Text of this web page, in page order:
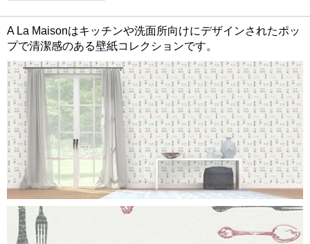
A La Maisonはキッチンや洗面所向けにデザインされたポッ
プで清潔感のある壁紙コレクションです。